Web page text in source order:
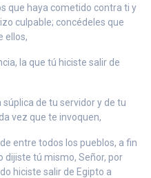
que haya cometido contra ti y
culpable; concédeles que
ellos,
la que tú hiciste salir de
de tu servidor y de tu
vez que te invoquen,
entre todos los pueblos, a fin
dijiste tú mismo, Señor, por
hiciste salir de Egipto a